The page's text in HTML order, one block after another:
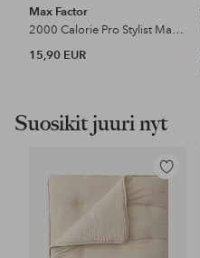
Max Factor
2000 Calorie Pro Stylist Mascara
15,90 EUR
Suosikit juuri nyt
Lisää